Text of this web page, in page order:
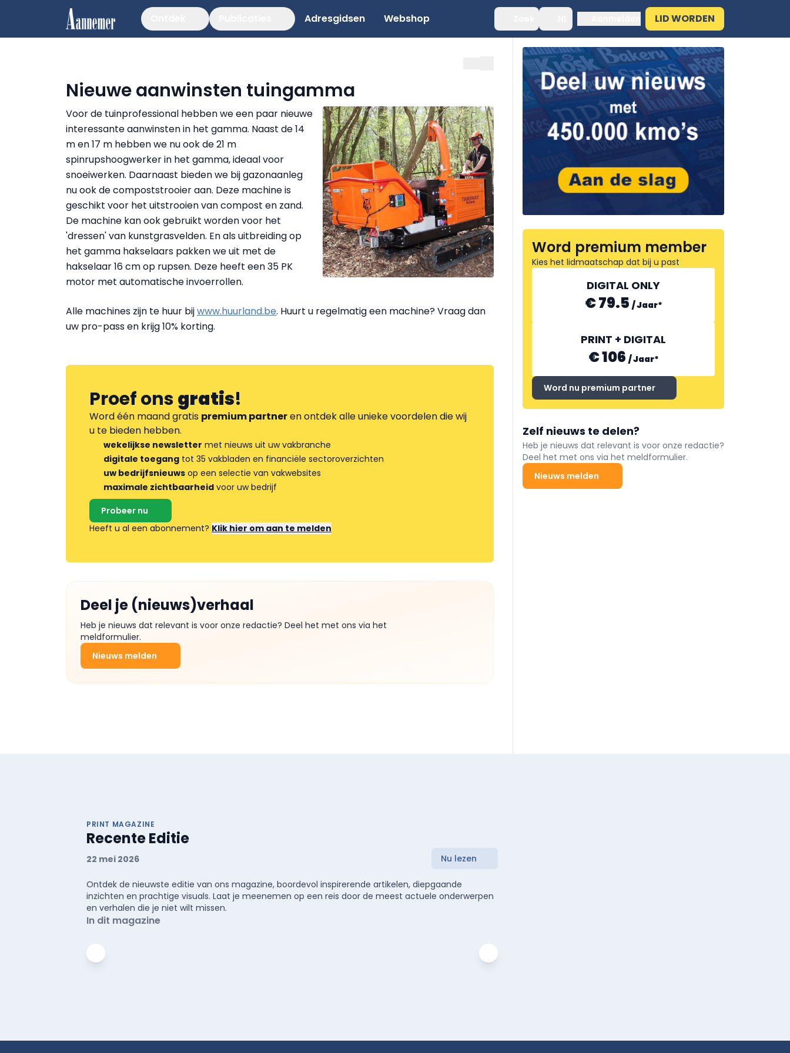
Adresgidsen Webshop LID WORDEN
Nieuwe aanwinsten tuingamma
Voor de tuinprofessional hebben we een paar nieuwe
interessante aanwinsten in het gamma. Naast de 14
m en 17 m hebben we nu ook de 21 m
spinrupshoogwerker in het gamma, ideaal voor
snoeiwerken. Daarnaast bieden we bij gazonaanleg
nu ook de compoststrooier aan. Deze machine is
geschikt voor het uitstrooien van compost en zand.
De machine kan ook gebruikt worden voor het
'dressen' van kunstgrasvelden. En als uitbreiding op
het gamma hakselaars pakken we uit met de
hakselaar 16 cm op rupsen. Deze heeft een 35 PK
motor met automatische invoerrollen.
Alle machines zijn te huur bijwww.huurland.be. Huurt u regelmatig een machine? Vraag dan
uw pro-pass en krijg 10% korting.
Proef onsgratis!
Word één maand gratis premium partneren ontdek alle unieke voordelen die wij
u te bieden hebben.
wekelijkse newsletter met nieuws uit uw vakbranche
digitale toegang tot 35 vakbladen en financiële sectoroverzichten
uw bedrijfsnieuws op een selectie van vakwebsites
maximale zichtbaarheid voor uw bedrijf
Probeer nu
Heeft u al een abonnement? Klik hier om aan te melden
Deel je (nieuws)verhaal
Heb je nieuws dat relevant is voor onze redactie? Deel het met ons via het
meldformulier.
Nieuws melden
Word premium member
Kies het lidmaatschap dat bij u past
DIGITAL ONLY
€ 79.5 /Jaar*
PRINT + DIGITAL
€ 106 /Jaar*
Word nu premium partner
Zelf nieuws te delen?
Heb je nieuws dat relevant is voor onze redactie?
Deel het met ons via het meldformulier.
Nieuws melden
PRINT MAGAZINE
Recente Editie
22 mei 2026 Nu lezen
Ontdek de nieuwste editie van ons magazine, boordevol inspirerende artikelen, diepgaande
inzichten en prachtige visuals. Laat je meenemen op een reis door de meest actuele onderwerpen
en verhalen die je niet wilt missen.
In dit magazine